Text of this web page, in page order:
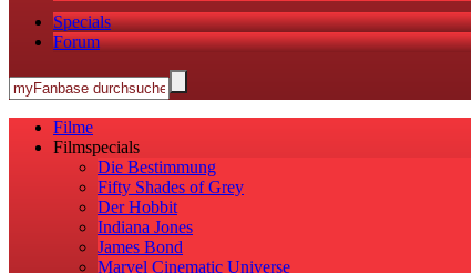
Specials
Forum
Filme
Filmspecials
Die Bestimmung
Fifty Shades of Grey
Der Hobbit
Indiana Jones
James Bond
Marvel Cinematic Universe